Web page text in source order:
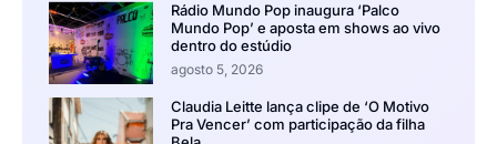
Rádio Mundo Pop inaugura ‘Palco
Mundo Pop’ e aposta em shows ao vivo
dentro do estúdio
agosto 5, 2026
Claudia Leitte lança clipe de ‘O Motivo
Pra Vencer’ com participação da filha